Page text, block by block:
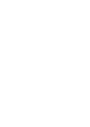
TELEVISIONES
Shoji
FLAMENCO
ALL